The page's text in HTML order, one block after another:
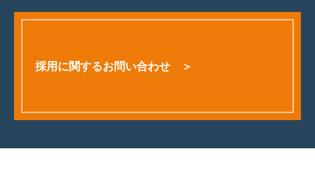
採用に関するお問い合わせ ＞